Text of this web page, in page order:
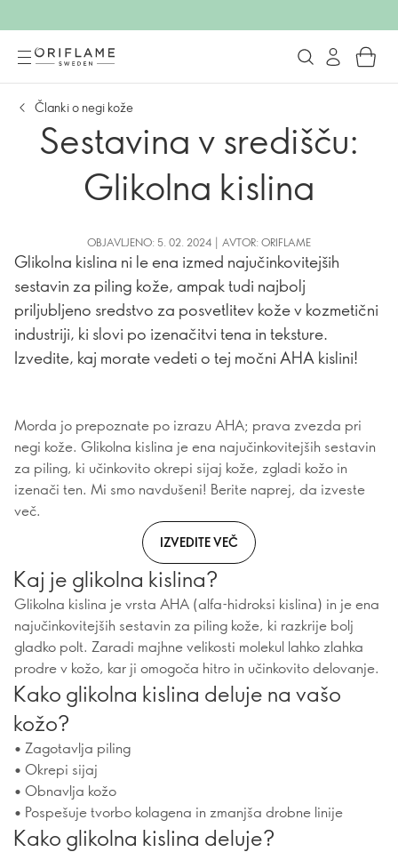
Članki o negi kože
Sestavina v središču:
Glikolna kislina
OBJAVLJENO: 5. 02. 2024 | AVTOR: ORIFLAME
Glikolna kislina ni le ena izmed najučinkovitejših
sestavin za piling kože, ampak tudi najbolj
priljubljeno sredstvo za posvetlitev kože v kozmetični
industriji, ki slovi po izenačitvi tena in teksture.
Izvedite, kaj morate vedeti o tej močni AHA kislini!
Morda jo prepoznate po izrazu AHA; prava zvezda pri
negi kože. Glikolna kislina je ena najučinkovitejših sestavin
za piling, ki učinkovito okrepi sijaj kože, zgladi kožo in
izenači ten. Mi smo navdušeni! Berite naprej, da izveste
več.
IZVEDITE VEČ
Kaj je glikolna kislina?
Glikolna kislina je vrsta AHA (alfa-hidroksi kislina) in je ena
najučinkovitejših sestavin za piling kože, ki razkrije bolj
gladko polt. Zaradi majhne velikosti molekul lahko zlahka
prodre v kožo, kar ji omogoča hitro in učinkovito delovanje.
Kako glikolna kislina deluje na vašo
kožo?
• Zagotavlja piling
• Okrepi sijaj
• Obnavlja kožo
• Pospešuje tvorbo kolagena in zmanjša drobne linije
Kako glikolna kislina deluje?